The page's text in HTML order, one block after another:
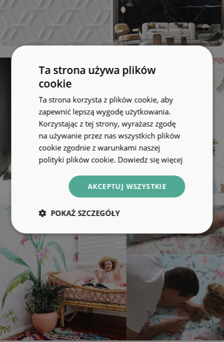
Ta strona używa plików
cookie
Ta strona korzysta z plików cookie, aby
zapewnić lepszą wygodę użytkowania.
Korzystając z tej strony, wyrażasz zgodę
na używanie przez nas wszystkich plików
cookie zgodnie z warunkami naszej
polityki plików cookie. Dowiedz się więcej
AKCEPTUJ WSZYSTKIE
POKAŻ SZCZEGÓŁY